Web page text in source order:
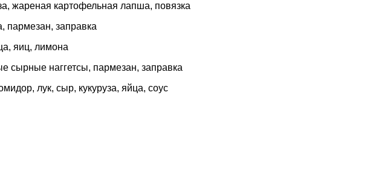
жареная картофельная лапша, повязка
пармезан, заправка
яиц, лимона
сырные наггетсы, пармезан, заправка
лук, сыр, кукуруза, яйца, соус